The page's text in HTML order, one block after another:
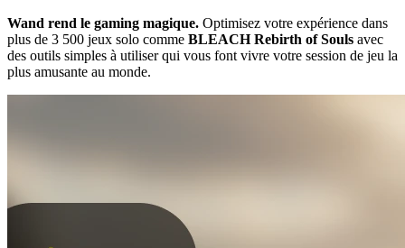
Wand rend le gaming magique. Optimisez votre expérience dans
plus de 3 500 jeux solo comme BLEACH Rebirth of Souls avec
des outils simples à utiliser qui vous font vivre votre session de jeu la
plus amusante au monde.